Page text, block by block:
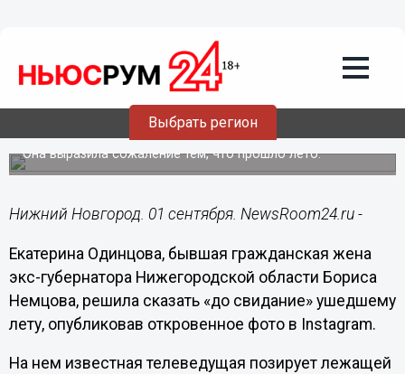
Выбрать регион
01.09.201912:19
Екатерина Одинцова опубликовала
«бомбически шедевральное» фото
Она выразила сожаление тем, что прошло лето.
Нижний Новгород. 01 сентября. NewsRoom24.ru -
Екатерина Одинцова, бывшая гражданская жена
экс-губернатора Нижегородской области Бориса
Немцова, решила сказать «до свидание» ушедшему
лету, опубликовав откровенное фото в Instagram.
На нем известная телеведущая позирует лежащей